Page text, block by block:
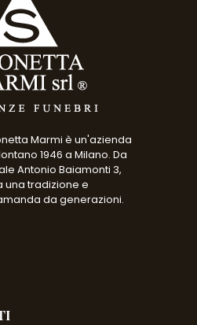
Marmi è un'azienda
1946 a Milano. Da
Antonio Baiamonti 3,
una tradizione e
da generazioni.